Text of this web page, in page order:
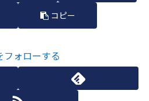
コピー
フォローする